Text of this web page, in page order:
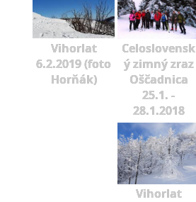
Vihorlat
6.2.2019 (foto
Horňák)
Celoslovensk
ý zimný zraz
Oščadnica
25.1. -
28.1.2018
Vihorlat